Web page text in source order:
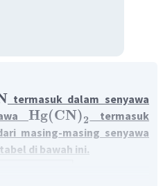
termasuk dalam senyawa
Hg(CN)2
termasuk
masing-masing senyawa
di bawah ini.